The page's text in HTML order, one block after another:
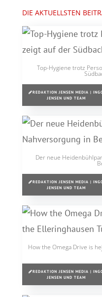
DIE AKTUELLSTEN
Top-Hygiene trotz
REDAKTION JENSEN MEDIA |
JENSEN UND TEAM
Der neue
REDAKTION JENSEN MEDIA |
JENSEN UND TEAM
How the Omega Drive is
REDAKTION JENSEN MEDIA |
JENSEN UND TEAM